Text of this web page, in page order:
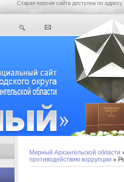
Старая версия сайта доступна по адресу
Мирный Архангельской области
противодействию коррупции »